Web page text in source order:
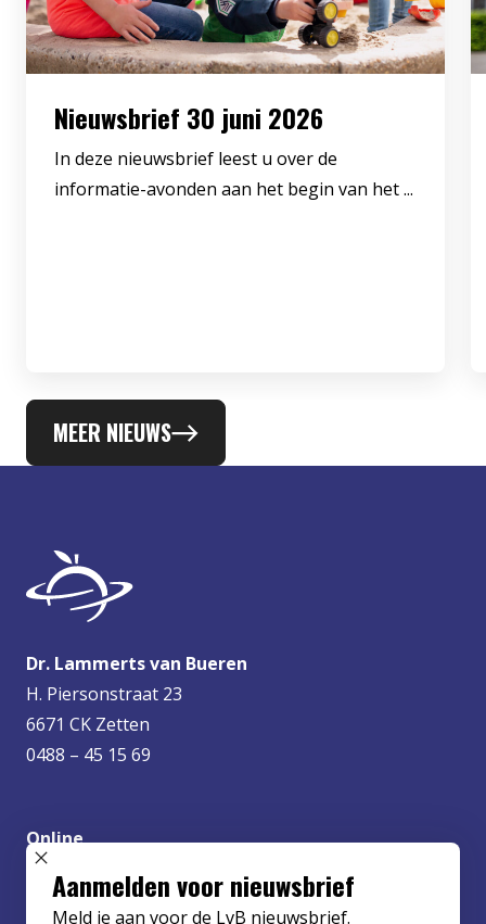
Nieuwsbrief 30 juni 2026
In deze nieuwsbrief leest u over de
informatie-avonden aan het begin van het ...
MEER NIEUWS
Dr. Lammerts van Bueren
H. Piersonstraat 23
6671 CK Zetten
0488 – 45 15 69
Online
info@lvbueren.nl
SLUIT POPUP
Aanmelden voor nieuwsbrief
Meld je aan voor de LvB nieuwsbrief.